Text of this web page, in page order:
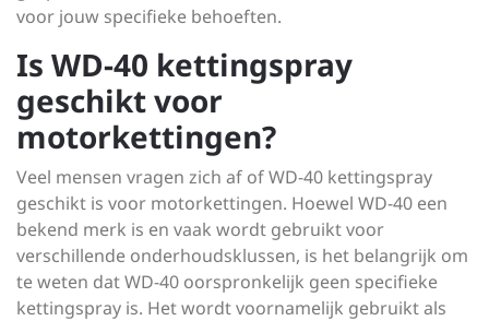
voor jouw specifieke behoeften.
Is WD-40 kettingspray
geschikt voor
motorkettingen?
Veel mensen vragen zich af of WD-40 kettingspray
geschikt is voor motorkettingen. Hoewel WD-40 een
bekend merk is en vaak wordt gebruikt voor
verschillende onderhoudsklussen, is het belangrijk om
te weten dat WD-40 oorspronkelijk geen specifieke
kettingspray is. Het wordt voornamelijk gebruikt als